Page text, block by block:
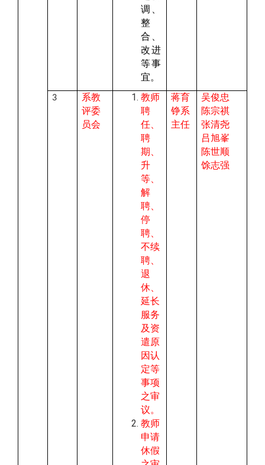
调、
整
合、
改进
等事
宜。
3
系教
评委
员会
教师
聘
任、
聘
期、
升
等、
解
聘、
停
聘、
不续
聘、
退
休、
延长
服务
及资
遣原
因认
定等
事项
之审
议。
教师
申请
休假
蒋育
铮系
主任
吴俊忠
陈宗祺
张清尧
吕旭峯
陈世顺
馀志强